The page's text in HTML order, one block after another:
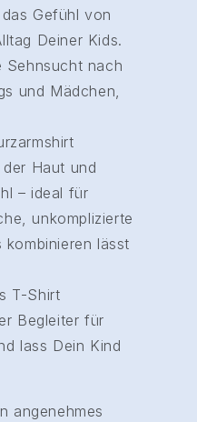
Gefühl von
Deiner Kids.
Sehnsucht nach
und Mädchen,
Haut und
– ideal für
unkomplizierte
lässt
T-Shirt
Begleiter für
lass Dein Kind
angenehmes